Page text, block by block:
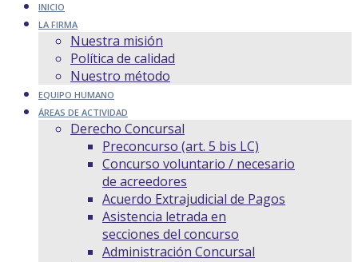
INICIO
LA FIRMA
Nuestra misión
Política de calidad
Nuestro método
EQUIPO HUMANO
ÁREAS DE ACTIVIDAD
Derecho Concursal
Preconcurso (art. 5 bis LC)
Concurso voluntario / necesario
de acreedores
Acuerdo Extrajudicial de Pagos
Asistencia letrada en
secciones del concurso
Administración Concursal